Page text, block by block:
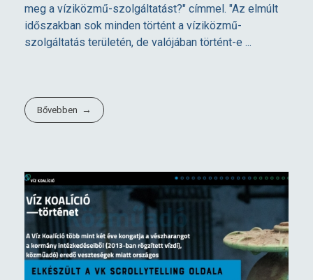
meg a víziközmű-szolgáltatást?" címmel. "Az elmúlt
időszakban sok minden történt a víziközmű-
szolgáltatás területén, de valójában történt-e ...
Bővebben